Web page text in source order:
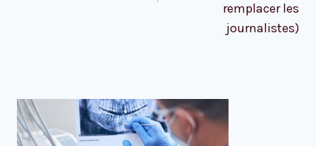
remplacer les
journalistes)